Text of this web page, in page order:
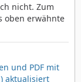
nicht. Zum
oben erwähnte
und PDF mit
aktualisiert